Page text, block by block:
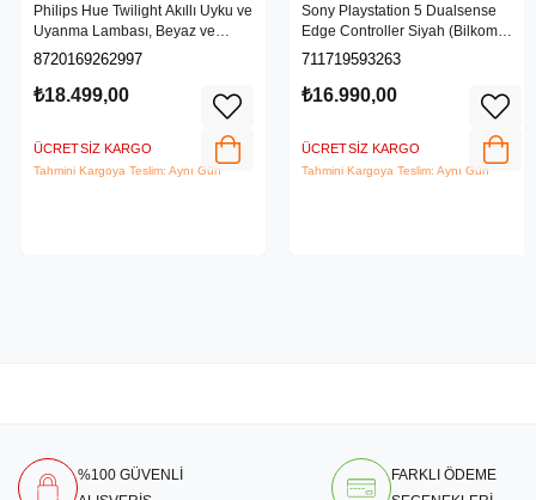
Philips Hue Twilight Akıllı Uyku ve
Uyanma Lambası, Beyaz ve
Renkli Işık, Alexa, Apple Home ve
8720169262997
₺18.499,00
ÜCRETSIZ KARGO
Tahmini Kargoya Teslim: Aynı Gün
Sony Playstation 5 Dualsense
Edge Controller Siyah (Bilkom
Garantili)
711719593263
₺16.990,00
ÜCRETSIZ KARGO
Tahmini Kargoya Teslim: Aynı Gün
%100 GÜVENLİ
FARKLI ÖDEME